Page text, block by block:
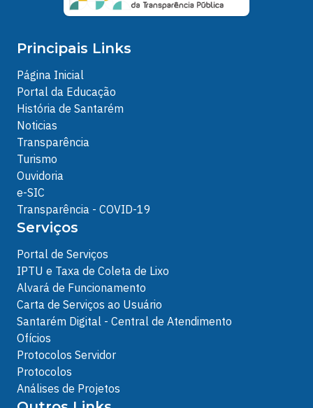
Principais Links
Página Inicial
Portal da Educação
História de Santarém
Noticias
Transparência
Turismo
Ouvidoria
e-SIC
Transparência - COVID-19
Serviços
Portal de Serviços
IPTU e Taxa de Coleta de Lixo
Alvará de Funcionamento
Carta de Serviços ao Usuário
Santarém Digital - Central de Atendimento
Ofícios
Protocolos Servidor
Protocolos
Análises de Projetos